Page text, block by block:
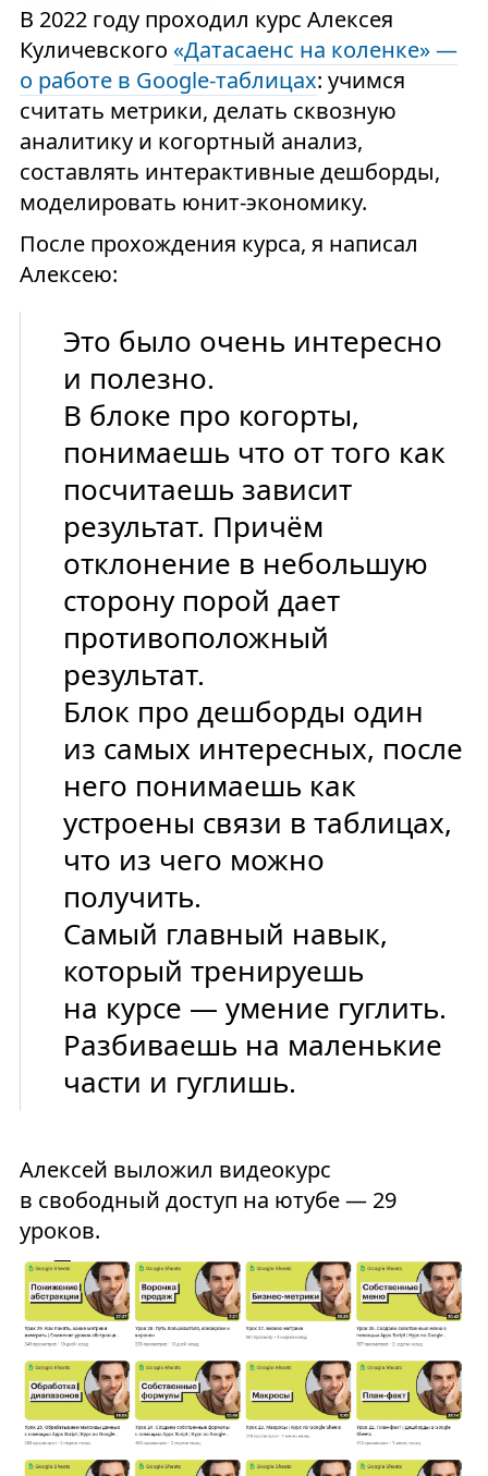
В 2022 году проходил курс Алексея
Куличевского «Датасаенс на коленке» —
о работе в Google-таблицах: учимся
считать метрики, делать сквозную
аналитику и когортный анализ,
составлять интерактивные дешборды,
моделировать юнит-экономику.
После прохождения курса, я написал
Алексею:
Это было очень интересно
и полезно.
В блоке про когорты,
понимаешь что от того как
посчитаешь зависит
результат. Причём
отклонение в небольшую
сторону порой дает
противоположный
результат.
Блок про дешборды один
из самых интересных, после
него понимаешь как
устроены связи в таблицах,
что из чего можно
получить.
Самый главный навык,
который тренируешь
на курсе — умение гуглить.
Разбиваешь на маленькие
части и гуглишь.
Алексей выложил видеокурс
в свободный доступ на ютубе — 29
уроков.